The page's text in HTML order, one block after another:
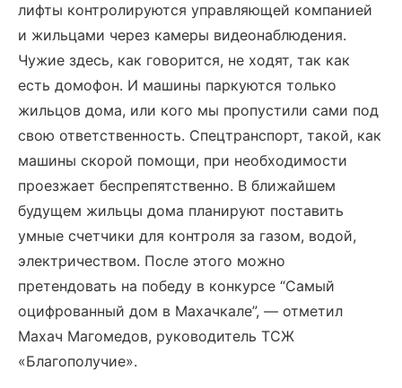
лифты контролируются управляющей компанией
и жильцами через камеры видеонаблюдения.
Чужие здесь, как говорится, не ходят, так как
есть домофон. И машины паркуются только
жильцов дома, или кого мы пропустили сами под
свою ответственность. Спецтранспорт, такой, как
машины скорой помощи, при необходимости
проезжает беспрепятственно. В ближайшем
будущем жильцы дома планируют поставить
умные счетчики для контроля за газом, водой,
электричеством. После этого можно
претендовать на победу в конкурсе “Самый
оцифрованный дом в Махачкале”, — отметил
Махач Магомедов, руководитель ТСЖ
«Благополучие».